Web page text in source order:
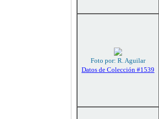
Foto por: R. Aguilar
Datos de Colección #1539